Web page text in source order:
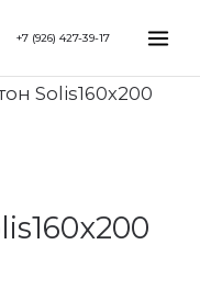
+7 (926) 427-39-17
Solis160x200